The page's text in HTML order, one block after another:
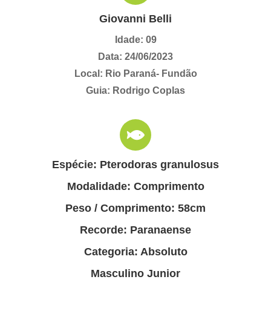
Giovanni Belli
Idade: 09
Data: 24/06/2023
Local: Rio Paraná- Fundão
Guia: Rodrigo Coplas
Espécie: Pterodoras granulosus
Modalidade: Comprimento
Peso / Comprimento: 58cm
Recorde: Paranaense
Categoria: Absoluto
Masculino Junior